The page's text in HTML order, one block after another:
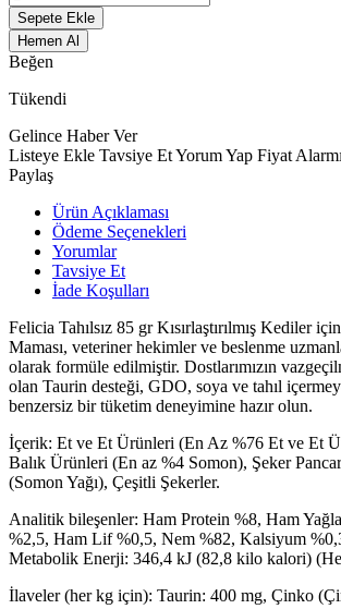
Sepete Ekle
Hemen Al
Beğen
Tükendi
Gelince Haber Ver
Listeye Ekle Tavsiye EtYorum Yap Fiyat Alarmı
Paylaş
Ürün Açıklaması
Ödeme Seçenekleri
Yorumlar
Tavsiye Et
İade Koşulları
Felicia Tahılsız 85 gr Kısırlaştırılmış Kediler
Maması, veteriner hekimler ve beslenme
olarak formüle edilmiştir. Dostlarımızın
olan Taurin desteği, GDO, soya ve tahıl
benzersiz bir tüketim deneyimine hazır olun.
İçerik: Et ve Et Ürünleri (En Az %76 Et ve Et
Balık Ürünleri (En az %4 Somon), Şeker
(Somon Yağı), Çeşitli Şekerler.
Analitik bileşenler: Ham Protein %8, Ham
%2,5, Ham Lif %0,5, Nem %82, Kalsiyum
Metabolik Enerji: 346,4 kJ (82,8 kilo kalori)
İlaveler (her kg için): Taurin: 400 mg, Çinko